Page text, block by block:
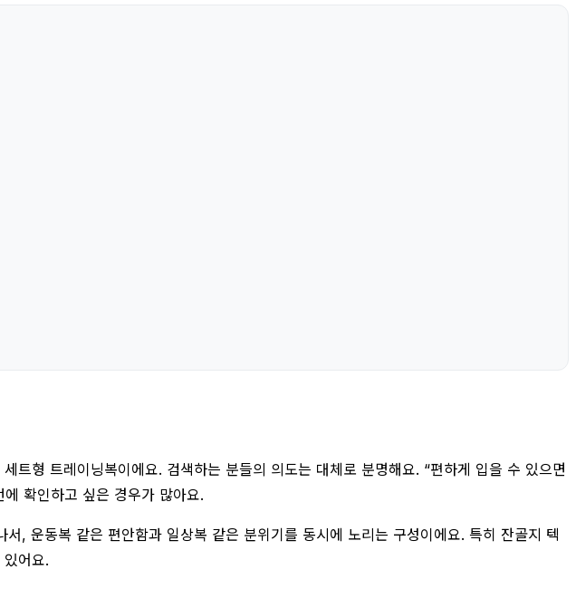
형 트레이닝복이에요. 검색하는 분들의 의도는 대체로 분명해요. “편하게 입을 수 있으면
확인하고 싶은 경우가 많아요.
, 운동복 같은 편안함과 일상복 같은 분위기를 동시에 노리는 구성이에요. 특히 잔골지 텍
어요.